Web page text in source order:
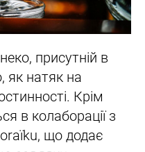
присутній в
як натяк на
Крім
в колаборації з
що додає